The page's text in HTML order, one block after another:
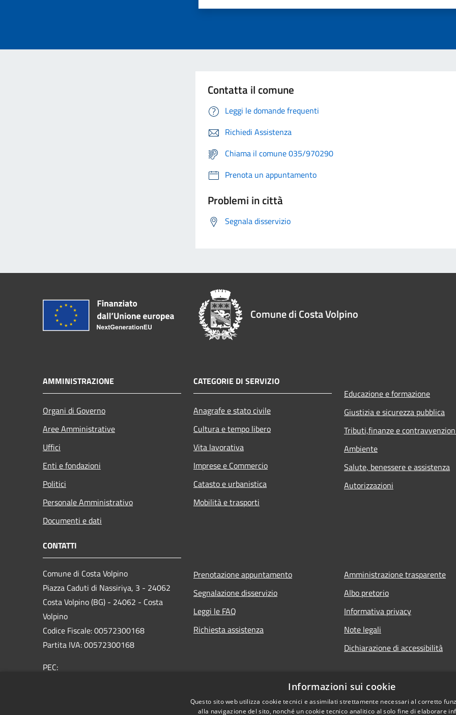
Contatta il comune
Leggi le domande frequenti
Richiedi Assistenza
Chiama il comune 035/970290
Prenota un appuntamento
Problemi in città
Segnala disservizio
Comune di Costa Volpino
AMMINISTRAZIONE
Organi di Governo
Aree Amministrative
Uffici
Enti e fondazioni
Politici
Personale Amministrativo
Documenti e dati
CATEGORIE DI SERVIZIO
Anagrafe e stato civile
Cultura e tempo libero
Vita lavorativa
Imprese e Commercio
Catasto e urbanistica
Mobilità e trasporti
Educazione e formazione
Giustizia e sicurezza pubblica
Tributi,finanze e
Ambiente
Salute, benessere e assistenza
Autorizzazioni
CONTATTI
Comune di Costa Volpino
Piazza Caduti di Nassiriya, 3 - 24062
Costa Volpino (BG) - 24062 - Costa
Volpino
Codice Fiscale: 00572300168
Partita IVA: 00572300168
PEC:
Prenotazione appuntamento
Segnalazione disservizio
Leggi le FAQ
Richiesta assistenza
Amministrazione trasparente
Albo pretorio
Informativa privacy
Note legali
Dichiarazione di accessibilità
Informazioni sui cookie
Questo sito web utilizza cookie tecnici e assimilati strettamente necessari al corretto
alla navigazione del sito, nonché un cookie tecnico analitico al solo fine di elaborare